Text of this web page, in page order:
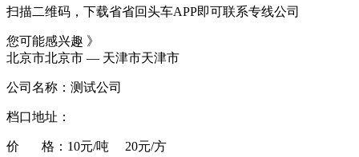
扫描二维码，下载省省回头车APP即可联系专线公司
您可能感兴趣 》
北京市北京市 — 天津市天津市
公司名称：测试公司
档口地址：
价 格：10元/吨 20元/方